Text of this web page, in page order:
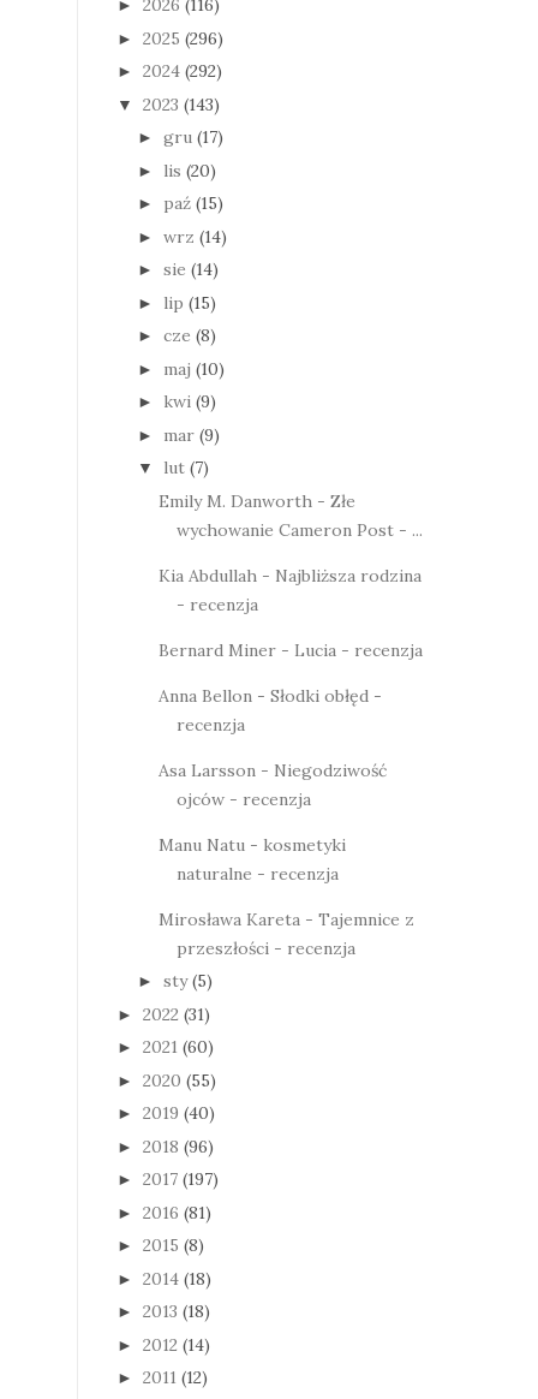
► 2026 (116)
► 2025 (296)
► 2024 (292)
▼ 2023 (143)
► gru (17)
► lis (20)
► paź (15)
► wrz (14)
► sie (14)
► lip (15)
► cze (8)
► maj (10)
► kwi (9)
► mar (9)
▼ lut (7)
Emily M. Danworth - Złe
wychowanie Cameron Post - ...
Kia Abdullah - Najbliższa rodzina
- recenzja
Bernard Miner - Lucia - recenzja
Anna Bellon - Słodki obłęd -
recenzja
Asa Larsson - Niegodziwość
ojców - recenzja
Manu Natu - kosmetyki
naturalne - recenzja
Mirosława Kareta - Tajemnice z
przeszłości - recenzja
► sty (5)
► 2022 (31)
► 2021 (60)
► 2020 (55)
► 2019 (40)
► 2018 (96)
► 2017 (197)
► 2016 (81)
► 2015 (8)
► 2014 (18)
► 2013 (18)
► 2012 (14)
► 2011 (12)